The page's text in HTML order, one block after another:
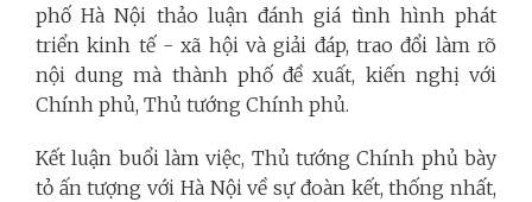
phố Hà Nội thảo luận đánh giá tình hình phát
triển kinh tế - xã hội và giải đáp, trao đổi làm rõ
nội dung mà thành phố đề xuất, kiến nghị với
Chính phủ, Thủ tướng Chính phủ.
Kết luận buổi làm việc, Thủ tướng Chính phủ bày
tỏ ấn tượng với Hà Nội về sự đoàn kết, thống nhất,